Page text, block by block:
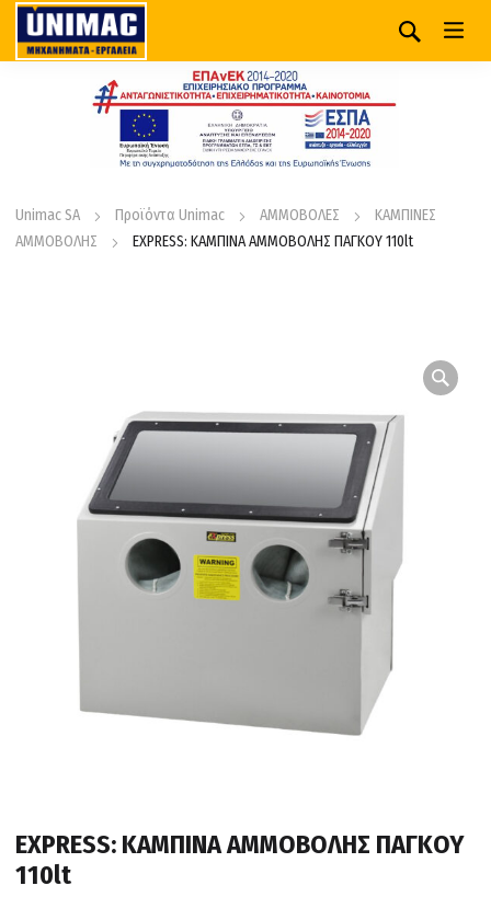
Unimac SA Προϊόντα Unimac ΑΜΜΟΒΟΛΕΣ
ΚΑΜΠΙΝΕΣ
ΑΜΜΟΒΟΛΗΣ
EXPRESS: ΚΑΜΠΙΝΑ ΑΜΜΟΒΟΛΗΣ ΠΑΓΚΟΥ 110lt
EXPRESS: ΚΑΜΠΙΝΑ ΑΜΜΟΒΟΛΗΣ ΠΑΓΚΟΥ
110lt